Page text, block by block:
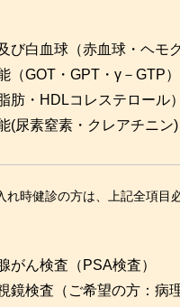
び白血球（赤血球・ヘモ
（GOT・GPT・γ－GTP
肪・HDLコレステロール
(尿素窒素・クレアチニン)
時健診の方は、上記全項目
がん検査（PSA検査）
鏡検査（ご希望の方：病